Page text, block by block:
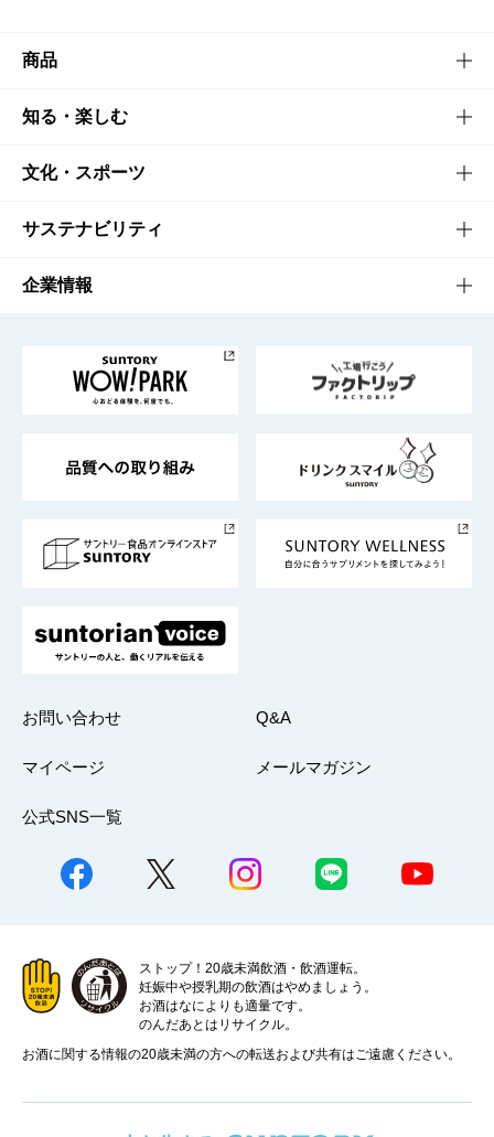
商品
商品TOP
商品一覧
商品発売情報
栄養成分一覧
知る・楽しむ
知る・楽しむTOP
キャンペーン
工場見学
地域情報
文化・スポーツ
文化・スポーツTOP
サントリーホール
サントリーサンバーズ大阪
サステナビリティ
サステナビリティTOP
サントリーが考えるサステナビリティ経営
企業情報
企業概要
採用情報
お問い合わせ Q&A
マイページ メールマガジン
公式SNS一覧
ストップ！20歳未満飲酒・飲酒運転。
妊娠中や授乳期の飲酒はやめましょう。
お酒はなによりも適量です。
のんだあとはリサイクル。
お酒に関する情報の20歳未満の方への転送および共有はご遠慮ください。